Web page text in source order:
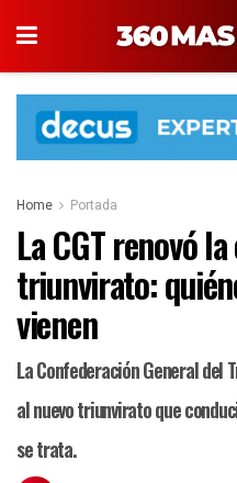
Home Portada
La CGT renovó
triunvirato:
vienen
La Confederación General del
al nuevo triunvirato que
se trata.